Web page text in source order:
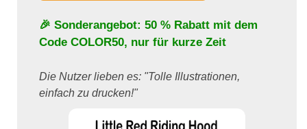
🎉 Sonderangebot: 50 % Rabatt mit dem
Code COLOR50, nur für kurze Zeit
Die Nutzer lieben es: "Tolle Illustrationen,
einfach zu drucken!"